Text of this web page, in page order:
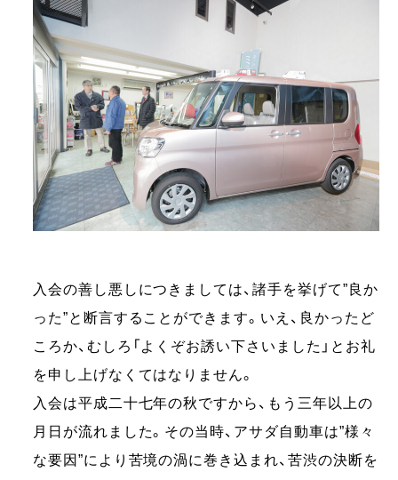
入会の善し悪しにつきましては、諸手を挙げて”良か
った”と断言することができます。いえ、良かったど
ころか、むしろ「よくぞお誘い下さいました」とお礼
を申し上げなくてはなりません。
入会は平成二十七年の秋ですから、もう三年以上の
月日が流れました。その当時、アサダ自動車は”様々
な要因”により苦境の渦に巻き込まれ、苦渋の決断を